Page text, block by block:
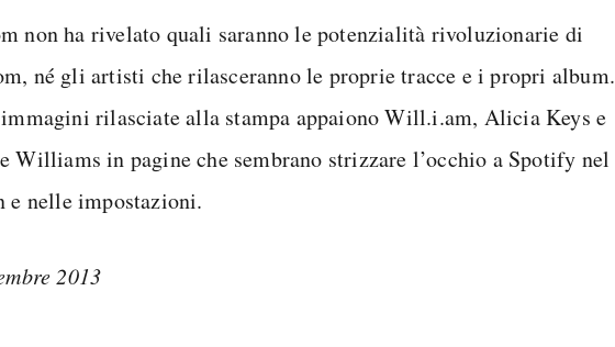
non ha rivelato quali saranno le potenzialità rivoluzionarie di
né gli artisti che rilasceranno le proprie tracce e i propri album.
rilasciate alla stampa appaiono Will.i.am, Alicia Keys e
Williams in pagine che sembrano strizzare l’occhio a Spotify nel
e nelle impostazioni.
2013